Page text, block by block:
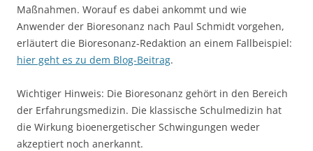
Maßnahmen. Worauf es dabei ankommt und wie
Anwender der Bioresonanz nach Paul Schmidt vorgehen,
erläutert die Bioresonanz-Redaktion an einem Fallbeispiel:
hier geht es zu dem Blog-Beitrag.
Wichtiger Hinweis: Die Bioresonanz gehört in den Bereich
der Erfahrungsmedizin. Die klassische Schulmedizin hat
die Wirkung bioenergetischer Schwingungen weder
akzeptiert noch anerkannt.